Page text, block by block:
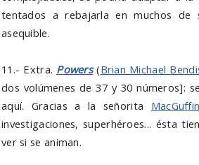
tentados a rebajarla en muchos de
asequible.
11.- Extra. Powers(Brian Michael
dos volúmenes de 37 y 30 números]:
aquí. Gracias a la señorita MacGuffin
investigaciones, superhéroes... ésta
ver si se animan.